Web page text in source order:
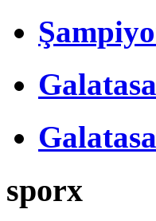
sporx